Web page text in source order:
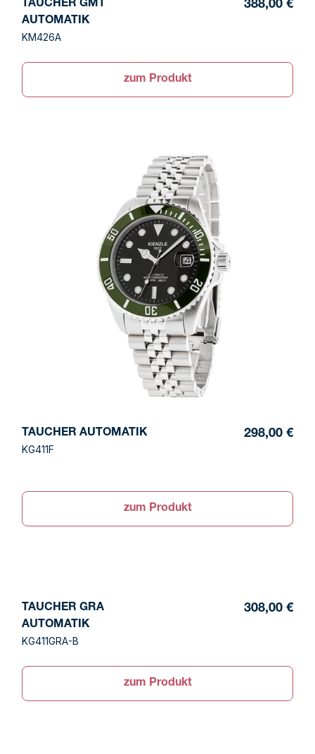
TAUCHER GMT
AUTOMATIK
KM426A
388,00 €
zum Produkt
TAUCHER AUTOMATIK
KG411F
298,00 €
zum Produkt
TAUCHER GRA
AUTOMATIK
KG411GRA-B
308,00 €
zum Produkt